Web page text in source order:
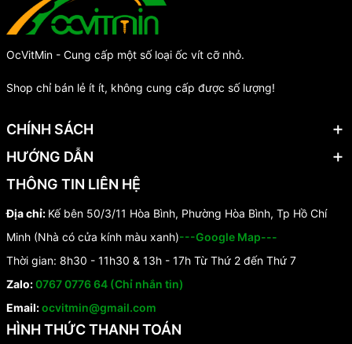
OcVitMin - Cung cấp một số loại ốc vít cỡ nhỏ.
Shop chỉ bán lẻ ít ít, không cung cấp được số lượng!
CHÍNH SÁCH
HƯỚNG DẪN
THÔNG TIN LIÊN HỆ
Địa chỉ: Kế bên 50/3/11 Hòa Bình, Phường Hòa Bình, Tp Hồ Chí
Minh (Nhà có cửa kính màu xanh)---Google Map---
Thời gian: 8h30 - 11h30 & 13h - 17h Từ Thứ 2 đến Thứ 7
Zalo:0767 0776 64 (Chỉ nhắn tin)
Email:ocvitmin@gmail.com
HÌNH THỨC THANH TOÁN